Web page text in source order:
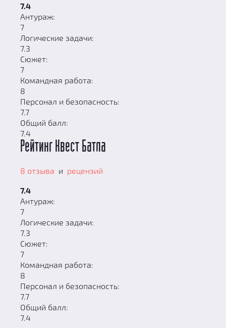
7.4
Антураж:
7
Логические задачи:
7.3
Сюжет:
7
Командная работа:
8
Персонал и безопасность:
7.7
Общий балл:
7.4
Рейтинг Квест Батла
8 отзыва и рецензий
7.4
Антураж:
7
Логические задачи:
7.3
Сюжет:
7
Командная работа:
8
Персонал и безопасность:
7.7
Общий балл:
7.4